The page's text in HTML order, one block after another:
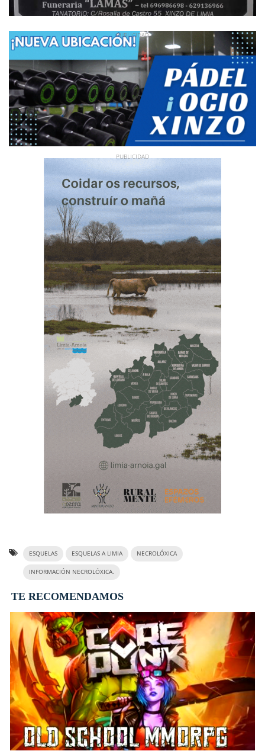
ESQUELAS ESQUELAS A LIMIA NECROLÓXICA
INFORMACIÓN NECROLÓXICA.
TE RECOMENDAMOS